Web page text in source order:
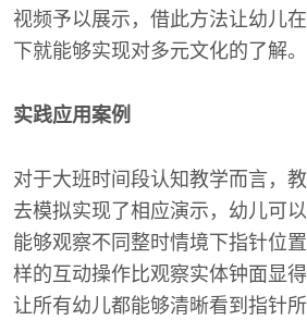
视频予以展示，借此方法让幼儿
下就能够实现对多元文化的了解。
实践应用案例
对于大班时间段认知教学而言，
去模拟实现了相应演示，幼儿可
能够观察不同整时情境下指针位
样的互动操作比观察实体钟面显得
让所有幼儿都能够清晰看到指针